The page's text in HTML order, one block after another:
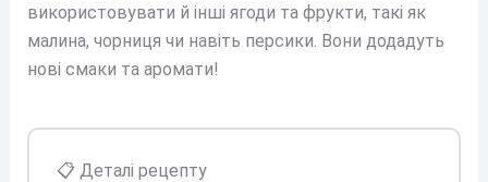
використовувати й інші ягоди та фрукти, такі як
малина, чорниця чи навіть персики. Вони додадуть
нові смаки та аромати!
📋 Деталі рецепту